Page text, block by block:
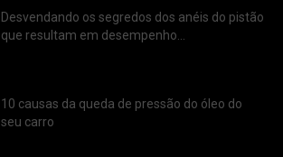
Desvendando os segredos dos anéis do pistão
que resultam em desempenho...
10 causas da queda de pressão do óleo do
seu carro